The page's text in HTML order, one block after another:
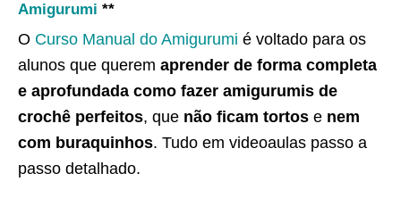
Amigurumi **
O Curso Manual do Amigurumi é voltado para os
alunos que querem aprender de forma completa
e aprofundada como fazer amigurumis de
crochê perfeitos, que não ficam tortos e nem
com buraquinhos. Tudo em videoaulas passo a
passo detalhado.